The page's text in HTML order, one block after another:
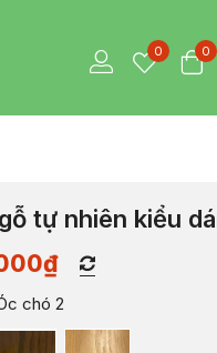
0 0
tự nhiên kiểu
₫
chó 2